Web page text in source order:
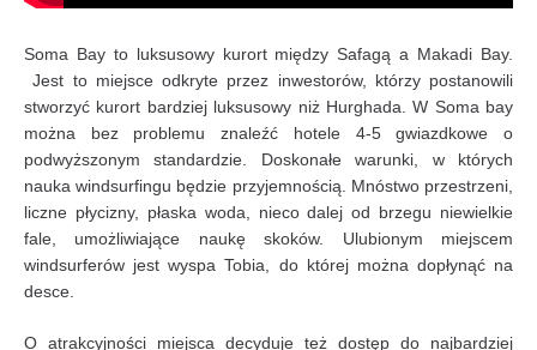
Soma Bay to luksusowy kurort między Safagą a Makadi Bay.
Jest to miejsce odkryte przez inwestorów, którzy postanowili
stworzyć kurort bardziej luksusowy niż Hurghada. W Soma bay
można bez problemu znaleźć hotele 4-5 gwiazdkowe o
podwyższonym standardzie. Doskonałe warunki, w których
nauka windsurfingu będzie przyjemnością. Mnóstwo przestrzeni,
liczne płycizny, płaska woda, nieco dalej od brzegu niewielkie
fale, umożliwiające naukę skoków. Ulubionym miejscem
windsurferów jest wyspa Tobia, do której można dopłynąć na
desce.
O atrakcyjności miejsca decyduje też dostęp do najbardziej